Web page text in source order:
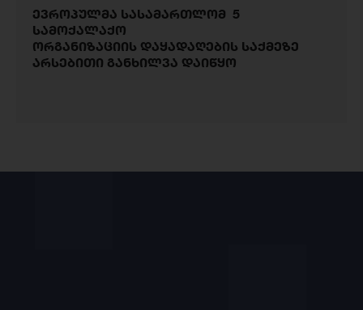
ევროპულმა სასამართლომ 5
სამოქალაქო
ორგანიზაციის დაყადაღების საქმეზე
არსებითი განხილვა დაიწყო